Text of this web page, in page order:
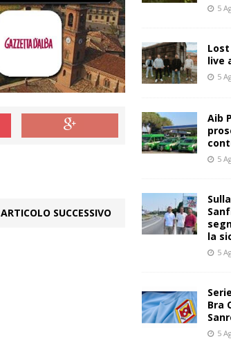
ARTICOLO SUCCESSIVO
5
live
5
Aib
5
la
5
Bra
5